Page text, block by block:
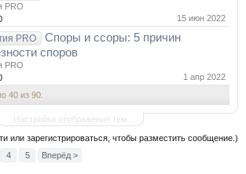
PRO
15 июн 2022
PRO
Споры и ссоры: 5 причин
споров
PRO
1 апр 2022
40 из 90.
Настройки отображения тем
или зарегистрироваться, чтобы разместить сообщение.)
4 5 Вперёд >